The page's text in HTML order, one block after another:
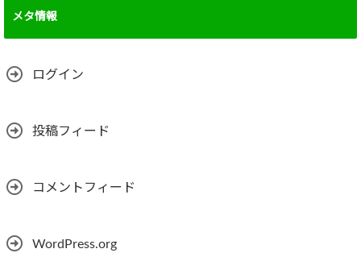
メタ情報
ログイン
投稿フィード
コメントフィード
WordPress.org